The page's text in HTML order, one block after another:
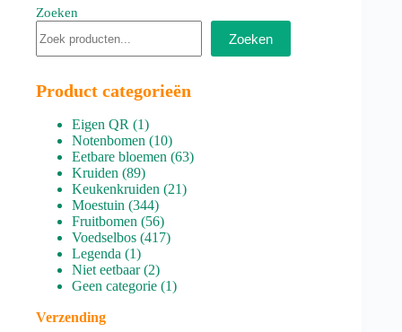
Zoeken
Zoeken
Product categorieën
Eigen QR 11
product
Notenbomen 1010
producten
Eetbare bloemen 6363
Kruiden 8989
producten
Keukenkruiden 2121
Moestuin 344344
producten
Fruitbomen 5656
producten
Voedselbos 417417
Legenda 11
product
Niet eetbaar 22
producten
Geen categorie 11
Verzending